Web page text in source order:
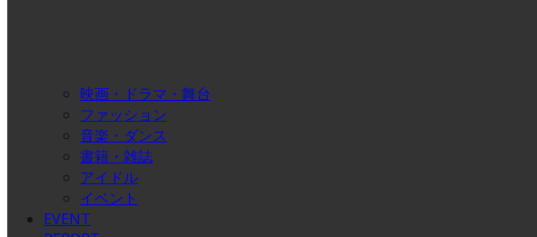
映画・ドラマ・舞台
ファッション
音楽・ダンス
書籍・雑誌
アイドル
イベント
EVENT